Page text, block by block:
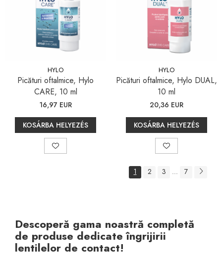
HYLO
Picături oftalmice, Hylo
CARE, 10 ml
16,97 EUR
KOSÁRBA HELYEZÉS
HYLO
Picături oftalmice, Hylo DUAL,
10 ml
20,36 EUR
KOSÁRBA HELYEZÉS
1 2 3 ... 7
Descoperă gama noastră completă
de produse dedicate îngrijirii
lentilelor de contact!